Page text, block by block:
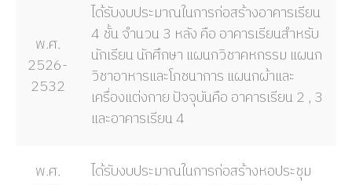
พ.ศ.
2526-
2532
ได้รับงบประมาณในการก่อสร้างอาคารเรียน
4 ชั้น จำนวน 3 หลัง คือ อาคารเรียนสำหรับ
นักเรียน นักศึกษา แผนกวิชาคหกรรม แผนก
วิชาอาหารและโภชนาการ แผนกผ้าและ
เครื่องแต่งกาย ปัจจุบันคือ อาคารเรียน 2 , 3
และอาคารเรียน 4
พ.ศ.
ได้รับงบประมาณในการก่อสร้างหอประชุม